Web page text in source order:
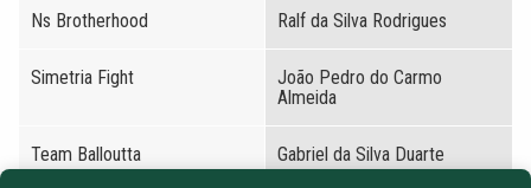
Ns Brotherhood Ralf da Silva Rodrigues
Simetria Fight
João Pedro do Carmo
Almeida
Team Balloutta Gabriel da Silva Duarte